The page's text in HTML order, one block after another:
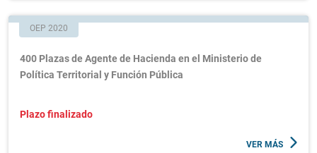
OEP 2020
400 Plazas de Agente de Hacienda en el Ministerio de
Política Territorial y Función Pública
Plazo finalizado
VER MÁS